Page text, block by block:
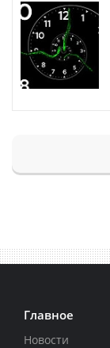
Главное
Новости